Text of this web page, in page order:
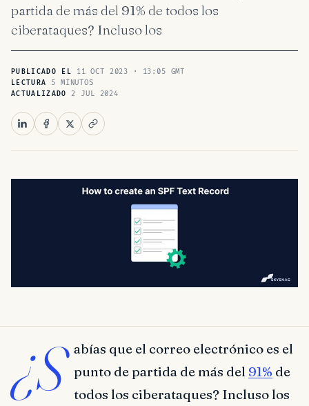
partida de más del 91% de todos los
ciberataques? Incluso los
PUBLICADO EL 11 OCT 2023 · 13:05 GMT
LECTURA 5 MINUTOS
ACTUALIZADO 2 JUL 2024
¿S abías que el correo electrónico es el
punto de partida de más del 91% de
todos los ciberataques? Incluso los